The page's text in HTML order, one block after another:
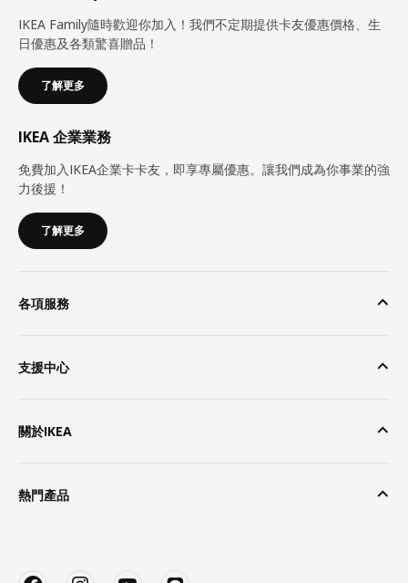
IKEA Family隨時歡迎你加入！我們不定期提供卡友優惠價格、生
日優惠及各類驚喜贈品！
了解更多
IKEA 企業業務
免費加入IKEA企業卡卡友，即享專屬優惠。讓我們成為你事業的強
力後援！
了解更多
各項服務
支援中心
關於IKEA
熱門產品